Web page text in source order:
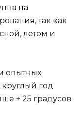
на
так как
летом и
опытных
круглый год
+ 25 градусов